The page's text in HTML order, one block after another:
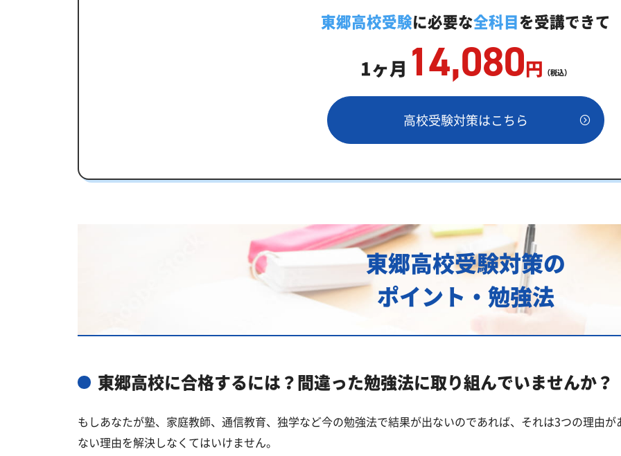
東郷高校合格に必要な内申点の目安
東郷高校合格するには内申点と偏差値両方が必要
東郷高校の所在地・アクセス
東郷高校卒業生の主な大学進学実績
私立大学
東郷高校と偏差値が近い公立高校一覧
愛知郡の他の公立高校
東郷高校受験に必要な全科目を受講できて
1ヶ月 14,080円 （税込）
高校受験対策はこちら
東郷高校受験対策の
ポイント・勉強法
東郷高校に合格するには？間違った勉強法に取り組んでいませんか？
もしあなたが塾、家庭教師、通信教育、独学など今の勉強法で結果が出ないのであれば、それは3つの理由
ない理由を解決しなくてはいけません。